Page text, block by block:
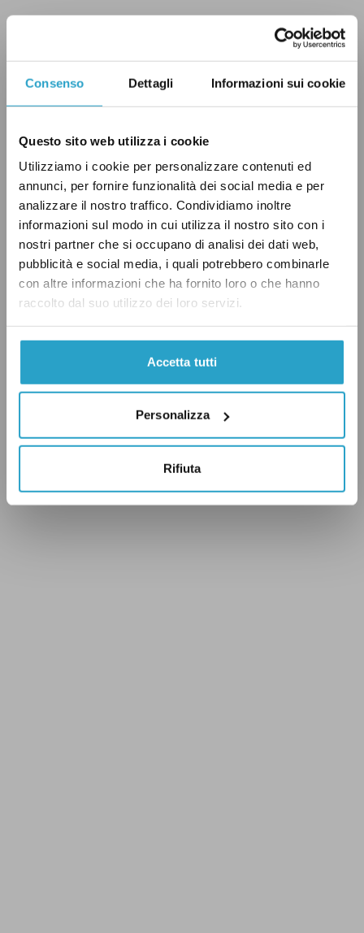
Consenso Dettagli Informazioni sui cookie
Questo sito web utilizza i cookie
Utilizziamo i cookie per personalizzare contenuti ed
annunci, per fornire funzionalità dei social media e per
analizzare il nostro traffico. Condividiamo inoltre
informazioni sul modo in cui utilizza il nostro sito con i
nostri partner che si occupano di analisi dei dati web,
pubblicità e social media, i quali potrebbero combinarle
con altre informazioni che ha fornito loro o che hanno
raccolto dal suo utilizzo dei loro servizi.
Accetta tutti
Personalizza
Rifiuta